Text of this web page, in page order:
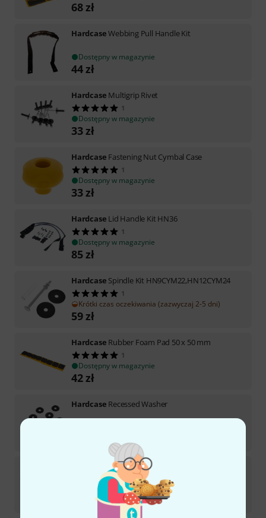
68zł
HardcaseWebbing Pull Handle Kit
Dostępny w magazynie
44zł
Hardcase Multigrip Rivet
1
Dostępny w magazynie
33zł
Hardcase Fastening Nut Cymbal Case
1
Dostępny w magazynie
33zł
Hardcase Lid Handle Kit HN36
1
Dostępny w magazynie
85zł
Hardcase Spindle Kit HN9CYM22,HN12CYM24
1
Krótki czas oczekiwania (zazwyczaj 2-5 dni)
59zł
Hardcase Rubber Foam Pad 50 x 50 mm
1
Dostępny w magazynie
42zł
Hardcase Recessed Washer
20" Cymbal Spindle Kit
Dostępny w magazynie